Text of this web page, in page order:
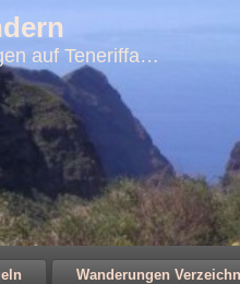
auf Teneriffa…
Wanderungen